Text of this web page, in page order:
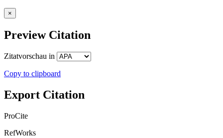
×
Preview Citation
Zitatvorschau in
Copy to clipboard
Export Citation
ProCite
RefWorks